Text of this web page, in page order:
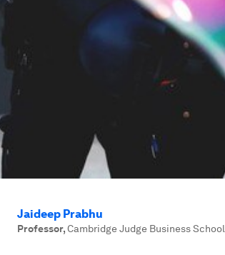
Jaideep Prabhu
Professor,Cambridge Judge Business School